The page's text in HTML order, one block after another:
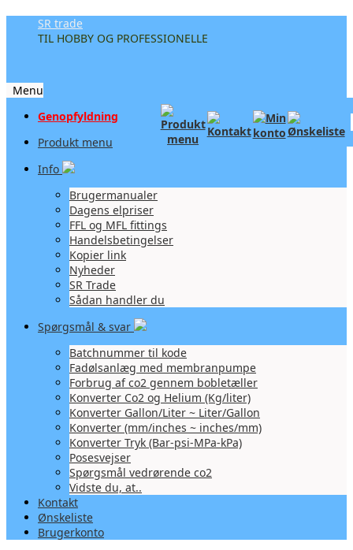
SR trade
TIL HOBBY OG PROFESSIONELLE
Menu
Videre
indhold
Genopfyldning
Produkt menu
Info
Brugermanualer
Dagens elpriser
FFL og MFL fittings
Handelsbetingelser
Kopier link
Nyheder
SR Trade
Sådan handler du
Spørgsmål & svar
Batchnummer til kode
Fadølsanlæg med membranpumpe
Forbrug af co2 gennem bobletæller
Konverter Co2 og Helium (Kg/liter)
Konverter Gallon/Liter ~ Liter/Gallon
Konverter (mm/inches ~ inches/mm)
Konverter Tryk (Bar-psi-MPa-kPa)
Posesvejser
Spørgsmål vedrørende co2
Vidste du, at..
Kontakt
Ønskeliste
Brugerkonto